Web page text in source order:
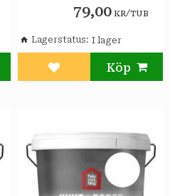
79,00 KR/TUB
Lägg till i favoriter
Lagerstatus